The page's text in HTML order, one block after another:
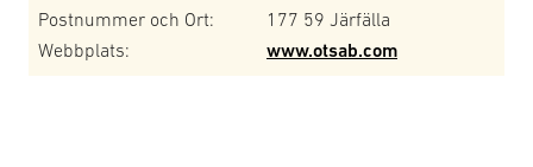
Postnummer och Ort:
177 59 Järfälla
Webbplats:
www.otsab.com